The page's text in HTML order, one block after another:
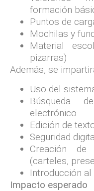
formación
Puntos de
Mochilas y
Material
pizarras)
Además, se
Uso del
Búsqueda
electrónico
Edición de
Seguridad
Creación de
(carteles,
Introducción
Impacto esperado